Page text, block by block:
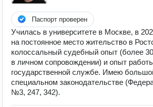
Паспорт проверен
Училась в университете в Москве, в
на постоянное место жительство в
колоссальный судебный опыт (более
в личном сопровождении) и опыт
государственной службе. Имею
специальном законодательстве
№3, 247, 342).